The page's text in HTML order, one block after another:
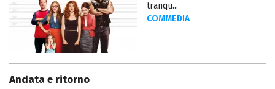
tranqu...
COMMEDIA
Andata e ritorno